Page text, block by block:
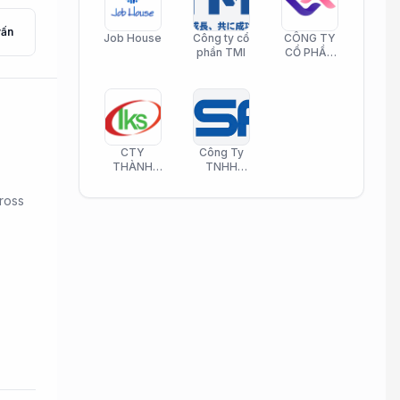
Job House
Công ty cổ
phần TMI
CÔNG TY
CỔ PHẦN
CTY
THÀNH
PHAMATECH
Công Ty
TNHH
Phần Mềm